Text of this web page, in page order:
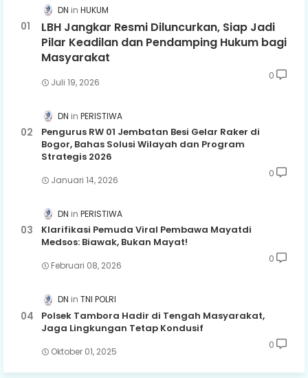
DN HUKUM
LBH Jangkar Resmi Diluncurkan, Siap Jadi
Pilar Keadilan dan Pendamping Hukum bagi
Masyarakat
Juli 19, 2026
0
DN PERISTIWA
Pengurus RW 01 Jembatan Besi Gelar Raker di
Bogor, Bahas Solusi Wilayah dan Program
Strategis 2026
Januari 14, 2026
0
DN PERISTIWA
Klarifikasi Pemuda Viral Pembawa Mayatdi
Medsos: Biawak, Bukan Mayat!
Februari 08, 2026
0
DN TNI POLRI
Polsek Tambora Hadir di Tengah Masyarakat,
Jaga Lingkungan Tetap Kondusif
Oktober 01, 2025
0